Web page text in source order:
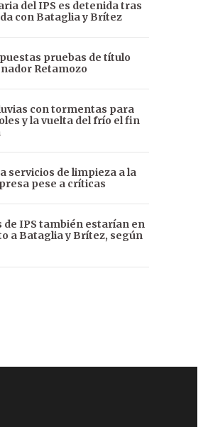
del IPS es detenida tras
con Bataglia y Brítez
pruebas de título
Retamozo
con tormentas para
y la vuelta del frío el fin
servicios de limpieza a la
pese a críticas
de IPS también estarían en
a Bataglia y Brítez, según